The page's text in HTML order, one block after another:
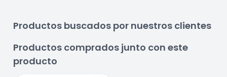
Productos buscados por nuestros clientes
Productos comprados junto con este
producto